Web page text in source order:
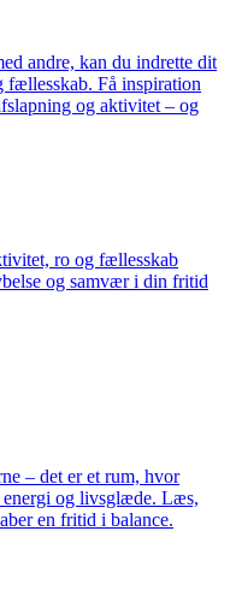
andre, kan du indrette dit
fællesskab. Få inspiration
og aktivitet – og
ro og fællesskab
og samvær i din fritid
– det er et rum, hvor
og livsglæde. Læs,
en fritid i balance.